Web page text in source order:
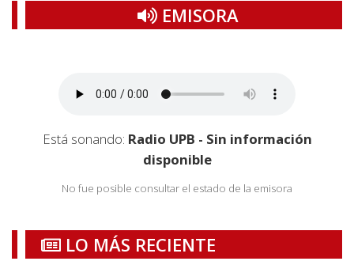
EMISORA
Está sonando: Radio UPB - Sin información
disponible
No fue posible consultar el estado de la emisora
LO MÁS RECIENTE